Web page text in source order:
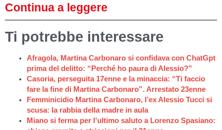
Continua a leggere
Ti potrebbe interessare
Afragola, Martina Carbonaro si confidava con ChatGpt
prima del delitto: “Perché ho paura di Alessio?”
Casoria, perseguita 17enne e la minaccia: “Ti faccio
fare la fine di Martina Carbonaro”. Arrestato 23enne
Femminicidio Martina Carbonaro, l’ex Alessio Tucci si
scusa: la rabbia della madre in aula
Miano si ferma per l’ultimo saluto a Lorenzo Spasiano: